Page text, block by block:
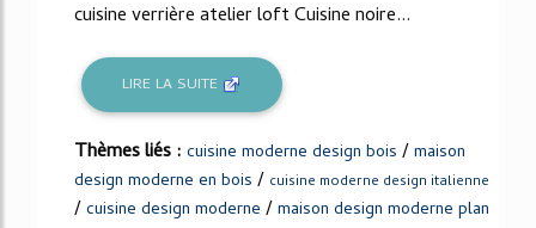
cuisine verrière atelier loft Cuisine noire...
LIRE LA SUITE
Thèmes liés : cuisine moderne design bois /maison
design moderne en bois / cuisine moderne design italienne
/cuisine design moderne /maison design moderne plan